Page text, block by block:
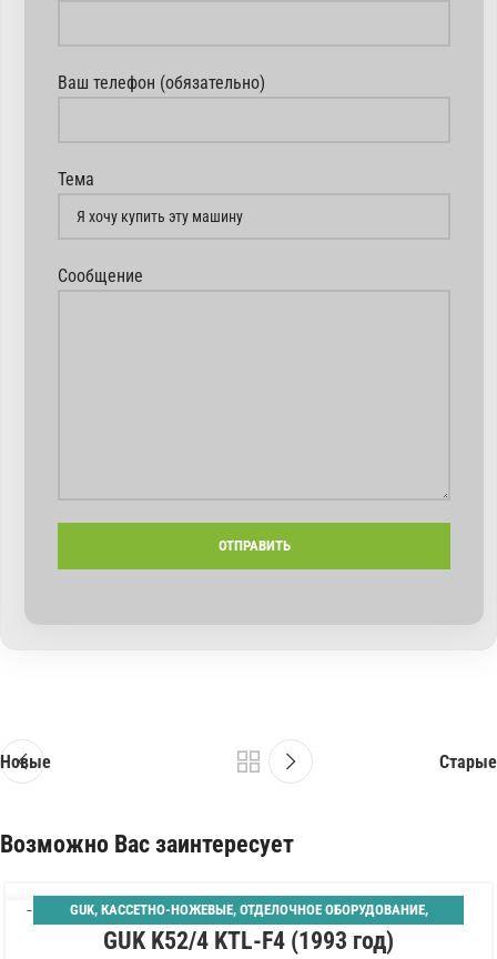
Ваш телефон (обязательно)
Тема
Сообщение
Новые Старые
Возможно Вас заинтересует
06 GUK, КАССЕТНО-НОЖЕВЫЕ, ОТДЕЛОЧНОЕ ОБОРУДОВАНИЕ,
ПЛОСКОСТАПЕЛЬНЫЙ САМОНАКЛАД, ФАЛЬЦЕВАЛЬНЫЕ
GUK K52/4 KTL-F4 (1993 год)